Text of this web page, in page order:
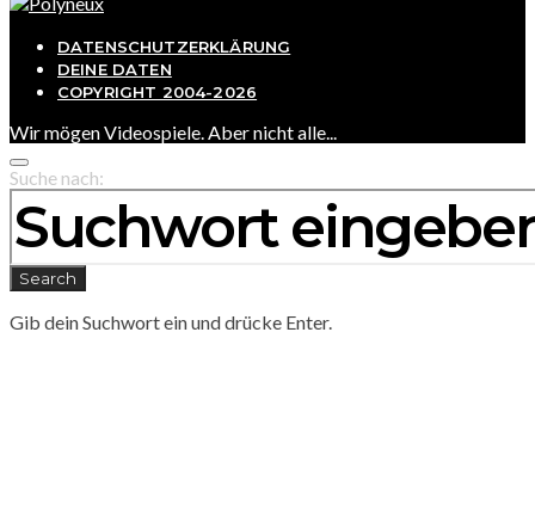
DATENSCHUTZERKLÄRUNG
DEINE DATEN
COPYRIGHT 2004-2026
Wir mögen Videospiele. Aber nicht alle...
Suche nach:
Search
Gib dein Suchwort ein und drücke Enter.